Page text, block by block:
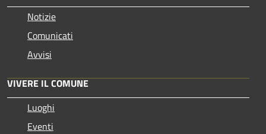
Notizie
Comunicati
Avvisi
VIVERE IL COMUNE
Luoghi
Eventi